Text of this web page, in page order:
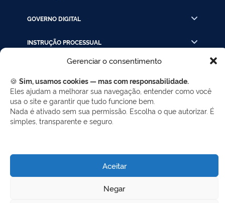
Gerenciar o consentimento
🍪 Sim, usamos cookies — mas com responsabilidade.
Eles ajudam a melhorar sua navegação, entender como você
usa o site e garantir que tudo funcione bem.
Nada é ativado sem sua permissão. Escolha o que autorizar. É
simples, transparente e seguro.
Aceitar
Negar
GOVERNO DIGITAL
INSTRUÇÃO PROCESSUAL
LINKS RÁPIDOS
REDES SOCIAIS
Facebook
Twitter
LinkedIn
Instagram
Informação - SELC